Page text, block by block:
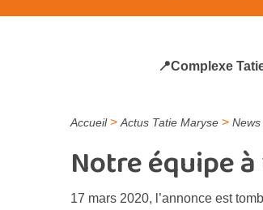
📍Complexe
Accueil> Actus Tatie Maryse >
Notre équipe
17 mars 2020, l’annonce est